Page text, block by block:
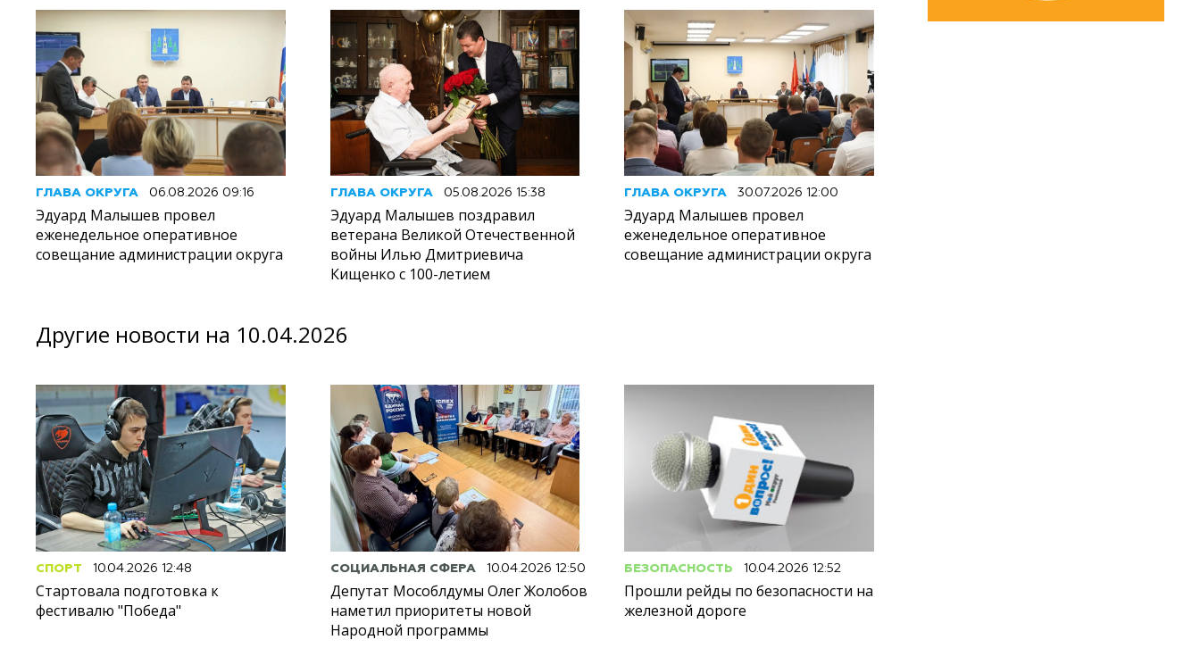
ГЛАВА ОКРУГА 06.08.2026 09:16
Эдуард Малышев провел
еженедельное оперативное
совещание администрации округа
ГЛАВА ОКРУГА 05.08.2026 15:38
Эдуард Малышев поздравил
ветерана Великой Отечественной
войны Илью Дмитриевича
Кищенко с 100-летием
ГЛАВА ОКРУГА 30.07.2026 12:00
Эдуард Малышев провел
еженедельное оперативное
совещание администрации округа
Другие новости на 10.04.2026
СПОРТ 10.04.2026 12:48
Стартовала подготовка к
фестивалю "Победа"
СОЦИАЛЬНАЯ СФЕРА 10.04.2026 12:50
Депутат Мособлдумы Олег Жолобов
наметил приоритеты новой
Народной программы
БЕЗОПАСНОСТЬ 10.04.2026 12:52
Прошли рейды по безопасности на
железной дороге